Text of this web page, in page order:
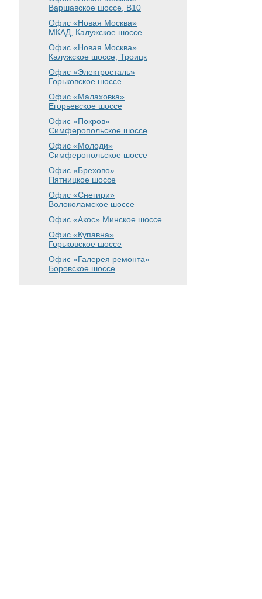
Варшавское шоссе , B10
Офис «Новая Москва»
МКАД, Калужское шоссе
Офис «Новая Москва»
Калужское шоссе, Троицк
Офис «Электросталь»
Горьковское шоссе
Офис «Малаховка»
Егорьевское шоссе
Офис «Покров»
Симферопольское шоссе
Офис «Молоди»
Симферопольское шоссе
Офис «Брехово»
Пятницкое шоссе
Офис «Снегири»
Волоколамское шоссе
Офис «Акос» Минское шоссе
Офис «Купавна»
Горьковское шоссе
Офис «Галерея ремонта»
Боровское шоссе